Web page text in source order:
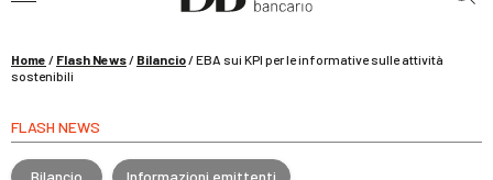
La riforma del sistema sanzionatorio del TUF
Home / Flash News/ Bilancio/EBA sui KPI per le informative sulle attività
sostenibili
FLASH NEWS
Bilancio Informazioni emittenti